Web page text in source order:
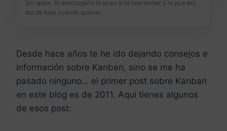
Sin spam. Al descargarlo te unes a mi newsletter y te puedes
dar de baja cuando quieras.
Desde hace años te he ido dejando consejos e
información sobre Kanban, sino se me ha
pasado ninguno… el primer post sobre Kanban
en este blog es de 2011. Aquí tienes algunos
de esos post: